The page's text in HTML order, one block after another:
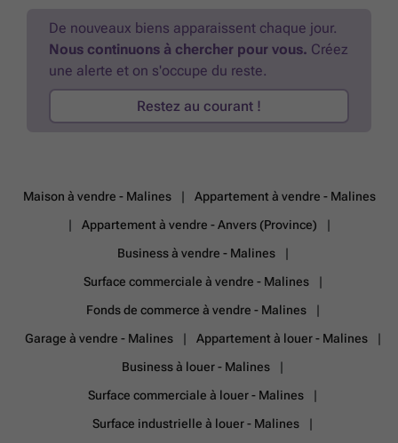
met open keuken (50 m²) Zonnig, zuidgericht terras en privatieve tuin
van 263 m² Open zicht op de Sint-Romboutskathedraal Inclusief
fietsenstalling Nabijgelegen autostaanplaatsen optioneel bij aan te
kopen Gelegen aan de stadsrand, op wandel- en fietsafstand van het
centrum van Mechelen Vlotte bereikbaarheid via winkels, scholen,
openbaar vervoer en de E19 TECHNISCHE KENMERKEN: Gunstige
EPC-score: 166 kWh/(m²/jaar) – Label B Elektrische installatie
Aparte wasplaats (4,5 m²) Eerste slaapkamer (12 m²) Tweede
slaapkamer (11 m²) Zonovergoten terras en privatieve tuin (263 m²)
savoir plus ?
De nouveaux biens apparaissent chaque jour.
Nous continuons à chercher pour vous. Créez
une alerte et on s'occupe du reste.
Restez au courant !
Maison à vendre - Malines
Appartement à vendre - Malines
Appartement à vendre - Anvers (Province)
Business à vendre - Malines
Surface commerciale à vendre - Malines
Fonds de commerce à vendre - Malines
Garage à vendre - Malines
Appartement à louer - Malines
Business à louer - Malines
Surface commerciale à louer - Malines
Surface industrielle à louer - Malines